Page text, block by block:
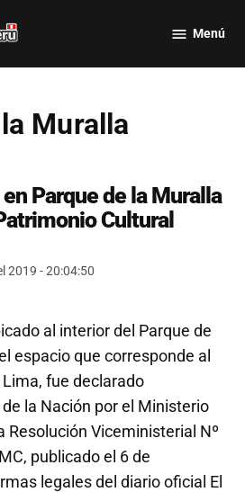
por Perú
Menú
Muralla
Parque de la Muralla
Cultural
2019 - 20:04:50
al interior del Parque de
espacio que corresponde al
fue declarado
la Nación por el Ministerio
Resolución Viceministerial Nº
publicado el 6 de
legales del diario oficial El